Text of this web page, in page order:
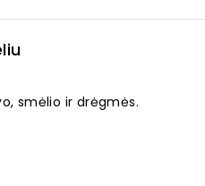
smėlio ir drėgmės.